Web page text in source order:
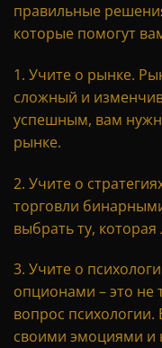
правильные
которые помогут
1. Учите о рынке.
сложный и
успешным, вам
рынке.
2. Учите о
торговли
выбрать ту,
3. Учите о
опционами – это не
вопрос
своими эмоциями и